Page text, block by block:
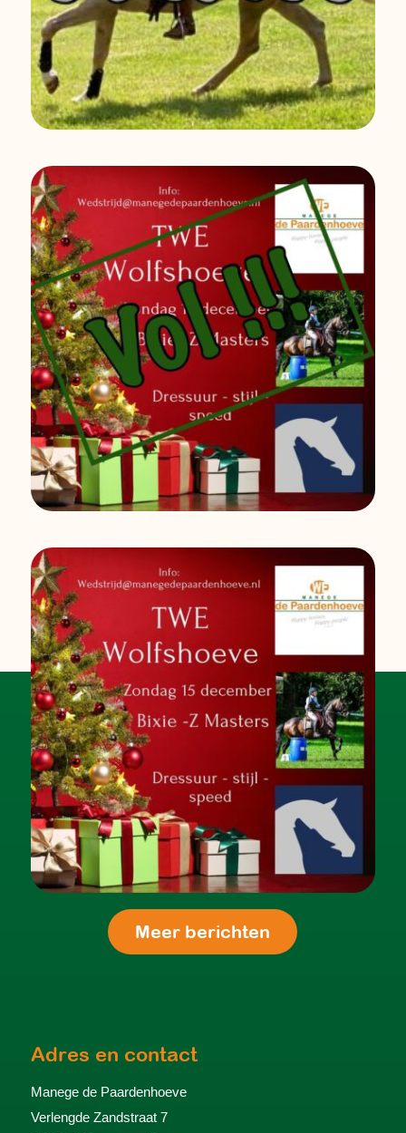
Meer berichten
Adres en contact
Manege de Paardenhoeve
Verlengde Zandstraat 7